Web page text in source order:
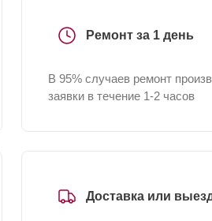
Ремонт за 1 день
В 95% случаев ремонт
заявки в течение 1-2 часов
Доставка или